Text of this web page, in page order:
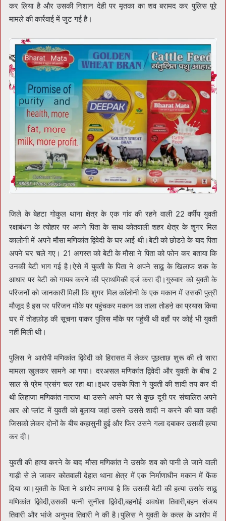
कर लिया है और उसकी निशान देही पर मृतका का शव बरामद कर पुलिस पूरे
मामले की कार्रवाई में जुट गई है।
जिले के बेहटा गोकुल थाना क्षेत्र के एक गांव की रहने वाली 22 वर्षीय युवती
रक्षाबंधन के त्योहार पर अपने पिता के साथ कोतवाली शहर क्षेत्र के शुगर मिल
कालोनी में अपने मौसा मणिकांत द्विवेदी के घर आई थी।बेटी को छोडऩे के बाद पिता
अपने घर चले गए। 21 अगस्त को बेटी के मौसा ने पिता को फोन कर बताया कि
उनकी बेटी भाग गई है।ऐसे में युवती के पिता ने अपने साढू के खिलाफ शक के
आधार पर बेटी को गायब करने की प्राथमिकी दर्ज करा दी।गुरुवार को युवती के
परिजनों को जानकारी मिली कि शुगर मिल कॉलोनी के एक मकान में उसकी पुत्री
मौजूद है इस पर परिजन मौके पर पहुंचकर मकान का ताला तोडऩे का प्रयास किया
घर में तोडफ़ोड़ की सूचना पाकर पुलिस मौके पर पहुंची थी वहाँ पर कोई भी युवती
नहीं मिली थी।
पुलिस ने आरोपी मणिकांत द्विवेदी को हिरासत में लेकर पूछताछ शुरू की तो सारा
मामला खुलकर सामने आ गया। दरअसल मणिकांत द्विवेदी और युवती के बीच 2
साल से प्रेम प्रसंग चल रहा था।इधर उसके पिता ने युवती की शादी तय कर दी
थी लिहाजा मणिकांत नाराज था उसने अपने घर से कुछ दूरी पर संचालित अपने
आर ओ प्लांट में युवती को बुलाया जहां उसने उससे शादी न करने की बात कही
जिसको लेकर दोनों के बीच कहासुनी हुई और फिर उसने गला दबाकर उसकी हत्या
कर दी।
युवती की हत्या करने के बाद मौसा मणिकांत ने उसके शव को पानी ले जाने वाली
गाड़ी से ले जाकर कोतवाली देहात थाना क्षेत्र में एक निर्माणाधीन मकान में फेंक
दिया था।युवती के पिता ने आरोप लगाया है कि उसकी बेटी की हत्या उसके साढू
मणिकांत द्विवेदी,उसकी पत्नी सुनीता द्विवेदी,बहनोई अवधेश तिवारी,बहन संजय
तिवारी और भांजे अनुभव तिवारी ने की है।पुलिस ने युवती के कत्ल के आरोप में